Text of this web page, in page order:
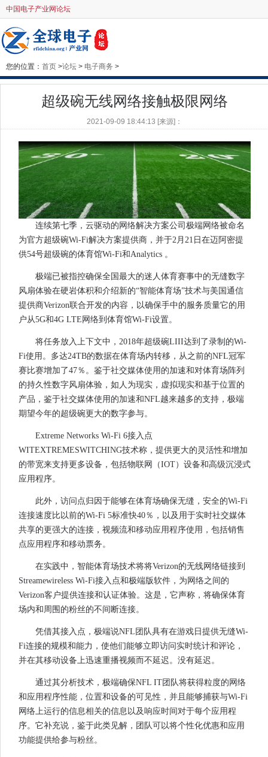
中国电子产业网论坛
您的位置： 首页 >论坛 > 电子商务 >
超级碗无线网络接触极限网络
2021-09-09 18:44:13 [来源]：
连续第七季，云驱动的网络解决方案公司极端网络被命名
为官方超级碗Wi-Fi解决方案提供商，并于2月21日在迈阿密提
供54号超级碗的体育馆Wi-Fi和Analytics 。
极端已被指控确保全国最大的迷人体育赛事中的无缝数字
风扇体验在硬岩体积和介绍新的“智能体育场”技术与美国通信
提供商Verizon联合开发的内容，以确保手中的服务质量它的用
户从5G和4G LTE网络到体育馆Wi-Fi设置。
将任务放入上下文中，2018年超级碗LIII达到了录制的Wi-
Fi使用。多达24TB的数据在体育场内转移，从之前的NFL冠军
赛比赛增加了47％。鉴于社交媒体使用的加速和对体育场阵列
的持久性数字风扇体验，如人为现实，虚拟现实和基于位置的
产品，鉴于社交媒体使用的加速和NFL越来越多的支持，极端
期望今年的超级碗更大的数字参与。
Extreme Networks Wi-Fi 6接入点
WITEXTREMESWITCHING技术称，提供更大的灵活性和增加
的带宽来支持更多设备，包括物联网（IOT）设备和高级沉浸式
应用程序。
此外，访问点归因于能够在体育场确保无缝，安全的Wi-Fi
连接速度比以前的Wi-Fi 5标准快40％，以及用于实时社交媒体
共享的更强大的连接，视频流和移动应用程序使用，包括销售
点应用程序和移动票务。
在实践中，智能体育场技术将将Verizon的无线网络链接到
Streamewireless Wi-Fi接入点和极端版软件，为网络之间的
Verizon客户提供连接和认证体验。这是，它声称，将确保体育
场内和周围的粉丝的不间断连接。
凭借其接入点，极端说NFL团队具有在游戏日提供无缝Wi-
Fi连接的规模和能力，使他们能够立即访问实时统计和评论，
并在其移动设备上迅速重播视频而不延迟。没有延迟。
通过其分析技术，极端确保NFL IT团队将获得粒度的网络
和应用程序性能，位置和设备的可见性，并且能够捕获与Wi-Fi
网络上运行的信息相关的信息以及响应时间对于每个应用程
序。它补充说，鉴于此类见解，团队可以将个性化优惠和应用
功能提供给参与粉丝。